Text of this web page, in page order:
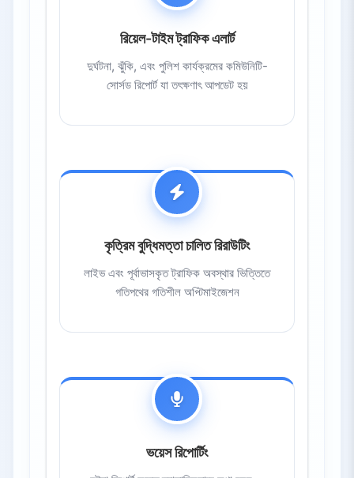
রিয়েল-টাইম ট্রাফিক এলার্ট
দুর্ঘটনা, ঝুঁকি, এবং পুলিশ কার্যক্রমের কমিউনিটি-
সোর্সড রিপোর্ট যা তৎক্ষণাৎ আপডেট হয়
কৃত্রিম বুদ্ধিমত্তা চালিত রিরাউটিং
লাইভ এবং পূর্বাভাসকৃত ট্রাফিক অবস্থার ভিত্তিতে
গতিপথের গতিশীল অপ্টিমাইজেশন
ভয়েস রিপোর্টিং